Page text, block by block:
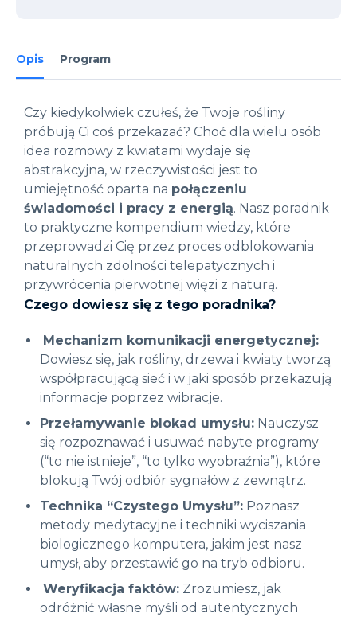
Opis Program
Czy kiedykolwiek czułeś, że Twoje rośliny
próbują Ci coś przekazać? Choć dla wielu osób
idea rozmowy z kwiatami wydaje się
abstrakcyjna, w rzeczywistości jest to
umiejętność oparta na połączeniu
świadomości i pracy z energią. Nasz poradnik
to praktyczne kompendium wiedzy, które
przeprowadzi Cię przez proces odblokowania
naturalnych zdolności telepatycznych i
przywrócenia pierwotnej więzi z naturą.
Czego dowiesz się z tego poradnika?
Mechanizm komunikacji energetycznej:
Dowiesz się, jak rośliny, drzewa i kwiaty tworzą
współpracującą sieć i w jaki sposób przekazują
informacje poprzez wibracje.
Przełamywanie blokad umysłu: Nauczysz
się rozpoznawać i usuwać nabyte programy
(“to nie istnieje”, “to tylko wyobraźnia”), które
blokują Twój odbiór sygnałów z zewnątrz.
Technika “Czystego Umysłu”: Poznasz
metody medytacyjne i techniki wyciszania
biologicznego komputera, jakim jest nasz
umysł, aby przestawić go na tryb odbioru.
Weryfikacja faktów: Zrozumiesz, jak
odróżnić własne myśli od autentycznych